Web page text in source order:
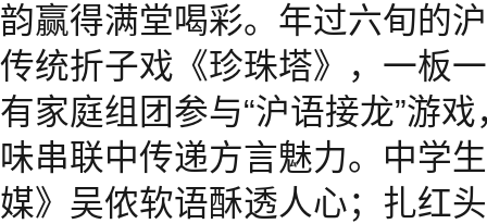
韵赢得满堂喝彩。年过六旬的
传统折子戏《珍珠塔》，一板
有家庭组团参与“沪语接龙”游戏
味串联中传递方言魅力。中学
媒》吴侬软语酥透人心；扎红